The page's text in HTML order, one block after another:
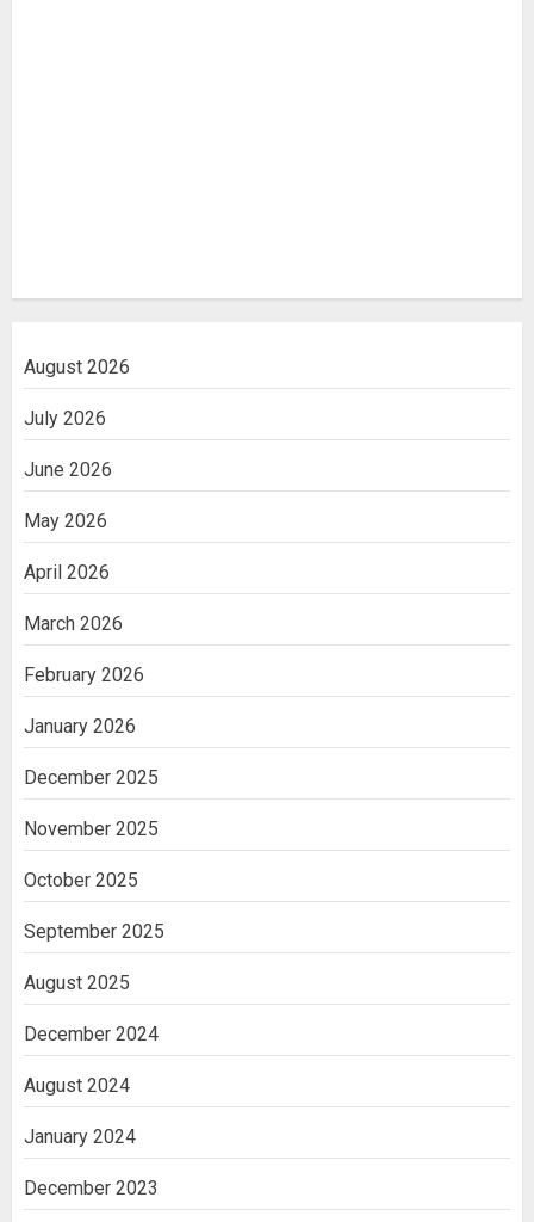
August 2026
July 2026
June 2026
May 2026
April 2026
March 2026
February 2026
January 2026
December 2025
November 2025
October 2025
September 2025
August 2025
December 2024
August 2024
January 2024
December 2023